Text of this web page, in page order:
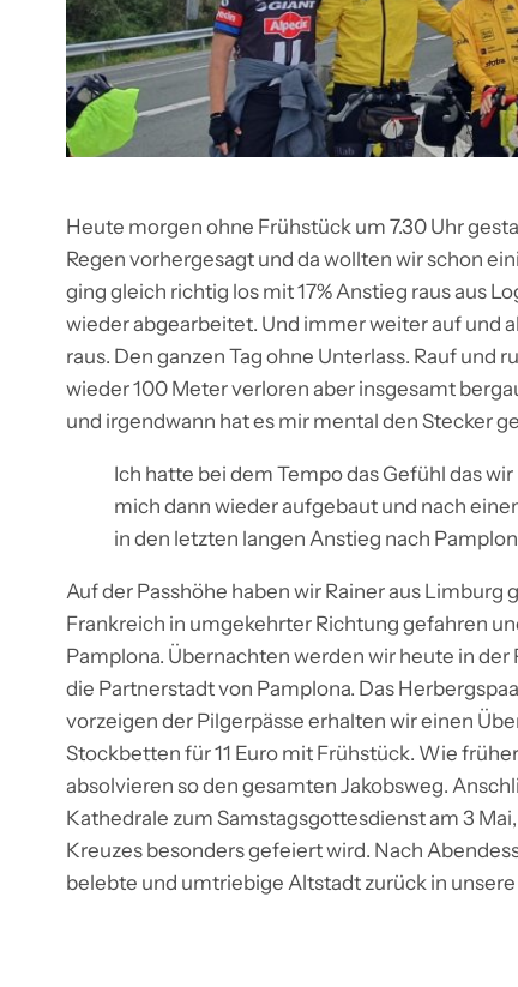
Heute morgen ohne Frühstück um 7.30 Uhr
Regen vorhergesagt und da wollten wir schon
ging gleich richtig los mit 17% Anstieg raus aus
wieder abgearbeitet. Und immer weiter auf und
raus. Den ganzen Tag ohne Unterlass. Rauf und
wieder 100 Meter verloren aber insgesamt
und irgendwann hat es mir mental den Stecker
Ich hatte bei dem Tempo das Gefühl das
mich dann wieder aufgebaut und nach
in den letzten langen Anstieg nach
Auf der Passhöhe haben wir Rainer aus Limburg
Frankreich in umgekehrter Richtung gefahren
Pamplona. Übernachten werden wir heute in
die Partnerstadt von Pamplona. Das
vorzeigen der Pilgerpässe erhalten wir einen
Stockbetten für 11 Euro mit Frühstück. Wie
absolvieren so den gesamten Jakobsweg.
Kathedrale zum Samstagsgottesdienst am 3
Kreuzes besonders gefeiert wird. Nach
belebte und umtriebige Altstadt zurück in